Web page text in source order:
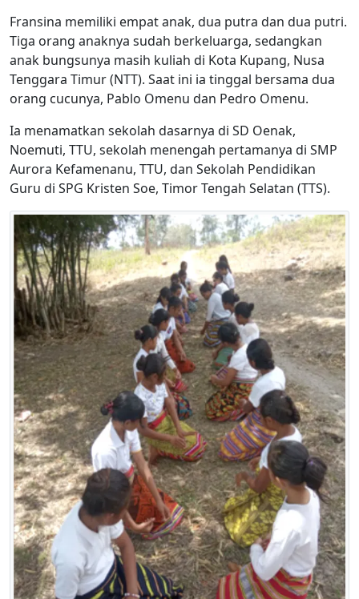
Fransina memiliki empat anak, dua putra dan dua putri.
Tiga orang anaknya sudah berkeluarga, sedangkan
anak bungsunya masih kuliah di Kota Kupang, Nusa
Tenggara Timur (NTT). Saat ini ia tinggal bersama dua
orang cucunya, Pablo Omenu dan Pedro Omenu.
Ia menamatkan sekolah dasarnya di SD Oenak,
Noemuti, TTU, sekolah menengah pertamanya di SMP
Aurora Kefamenanu, TTU, dan Sekolah Pendidikan
Guru di SPG Kristen Soe, Timor Tengah Selatan (TTS).